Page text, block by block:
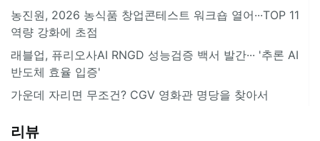
농진원, 2026 농식품 창업콘테스트 워크숍 열어···TOP 11
역량 강화에 초점
래블업, 퓨리오사AI RNGD 성능검증 백서 발간··· '추론 AI
반도체 효율 입증'
가운데 자리면 무조건? CGV 영화관 명당을 찾아서
리뷰